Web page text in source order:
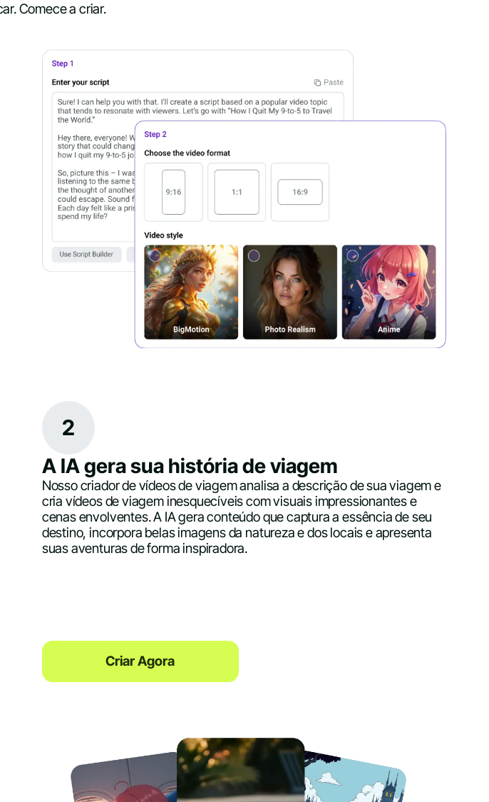
Comece a criar.
2
A IA gera sua história de viagem
Nosso criador de vídeos de viagem analisa a descrição de sua viagem e
cria vídeos de viagem inesquecíveis com visuais impressionantes e
cenas envolventes. A IA gera conteúdo que captura a essência de seu
destino, incorpora belas imagens da natureza e dos locais e apresenta
suas aventuras de forma inspiradora.
Criar Agora